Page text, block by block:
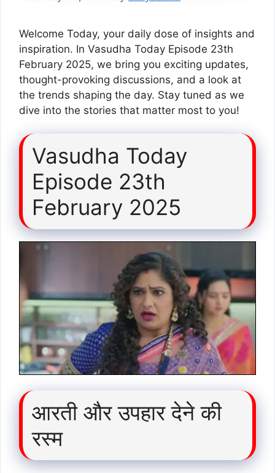
Welcome Today, your daily dose of insights and
inspiration. In Vasudha Today Episode 23th
February 2025, we bring you exciting updates,
thought-provoking discussions, and a look at
the trends shaping the day. Stay tuned as we
dive into the stories that matter most to you!
Vasudha Today
Episode 23th
February 2025
आरती और उपहार देने की
रस्म